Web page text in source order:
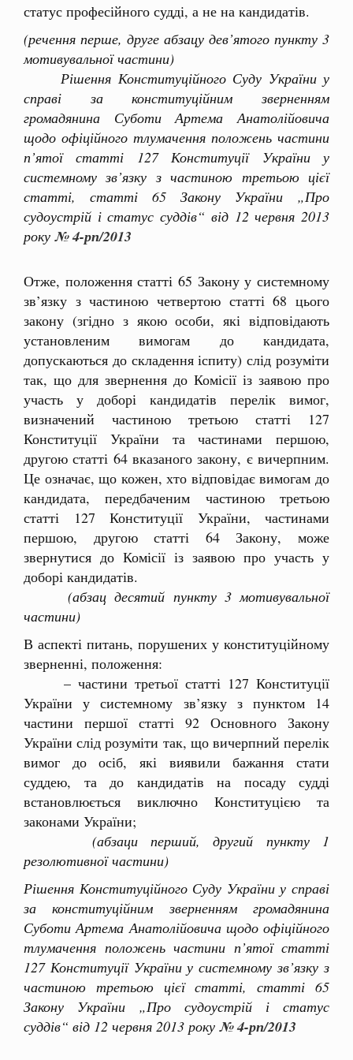
статус професійного судді, а не на кандидатів.
(речення перше, друге абзацу дев’ятого пункту 3
мотивувальної частини)
Рішення Конституційного Суду України у
справі за конституційним зверненням
громадянина Суботи Артема Анатолійовича
щодо офіційного тлумачення положень частини
п’ятої статті 127 Конституції України у
системному зв’язку з частиною третьою цієї
статті, статті 65 Закону України „Про
судоустрій і статус суддів“ від 12 червня 2013
року № 4-рп/2013
Отже, положення статті 65 Закону у системному
зв’язку з частиною четвертою статті 68 цього
закону (згідно з якою особи, які відповідають
установленим вимогам до кандидата,
допускаються до складення іспиту) слід розуміти
так, що для звернення до Комісії із заявою про
участь у доборі кандидатів перелік вимог,
визначений частиною третьою статті 127
Конституції України та частинами першою,
другою статті 64 вказаного закону, є вичерпним.
Це означає, що кожен, хто відповідає вимогам до
кандидата, передбаченим частиною третьою
статті 127 Конституції України, частинами
першою, другою статті 64 Закону, може
звернутися до Комісії із заявою про участь у
доборі кандидатів.
(абзац десятий пункту 3 мотивувальної
частини)
В аспекті питань, порушених у конституційному
зверненні, положення:
– частини третьої статті 127 Конституції
України у системному зв’язку з пунктом 14
частини першої статті 92 Основного Закону
України слід розуміти так, що вичерпний перелік
вимог до осіб, які виявили бажання стати
суддею, та до кандидатів на посаду судді
встановлюється виключно Конституцією та
законами України;
(абзаци перший, другий пункту 1
резолютивної частини)
Рішення Конституційного Суду України у справі
за конституційним зверненням громадянина
Суботи Артема Анатолійовича щодо офіційного
тлумачення положень частини п’ятої статті
127 Конституції України у системному зв’язку з
частиною третьою цієї статті, статті 65
Закону України „Про судоустрій і статус
суддів“ від 12 червня 2013 року № 4-рп/2013